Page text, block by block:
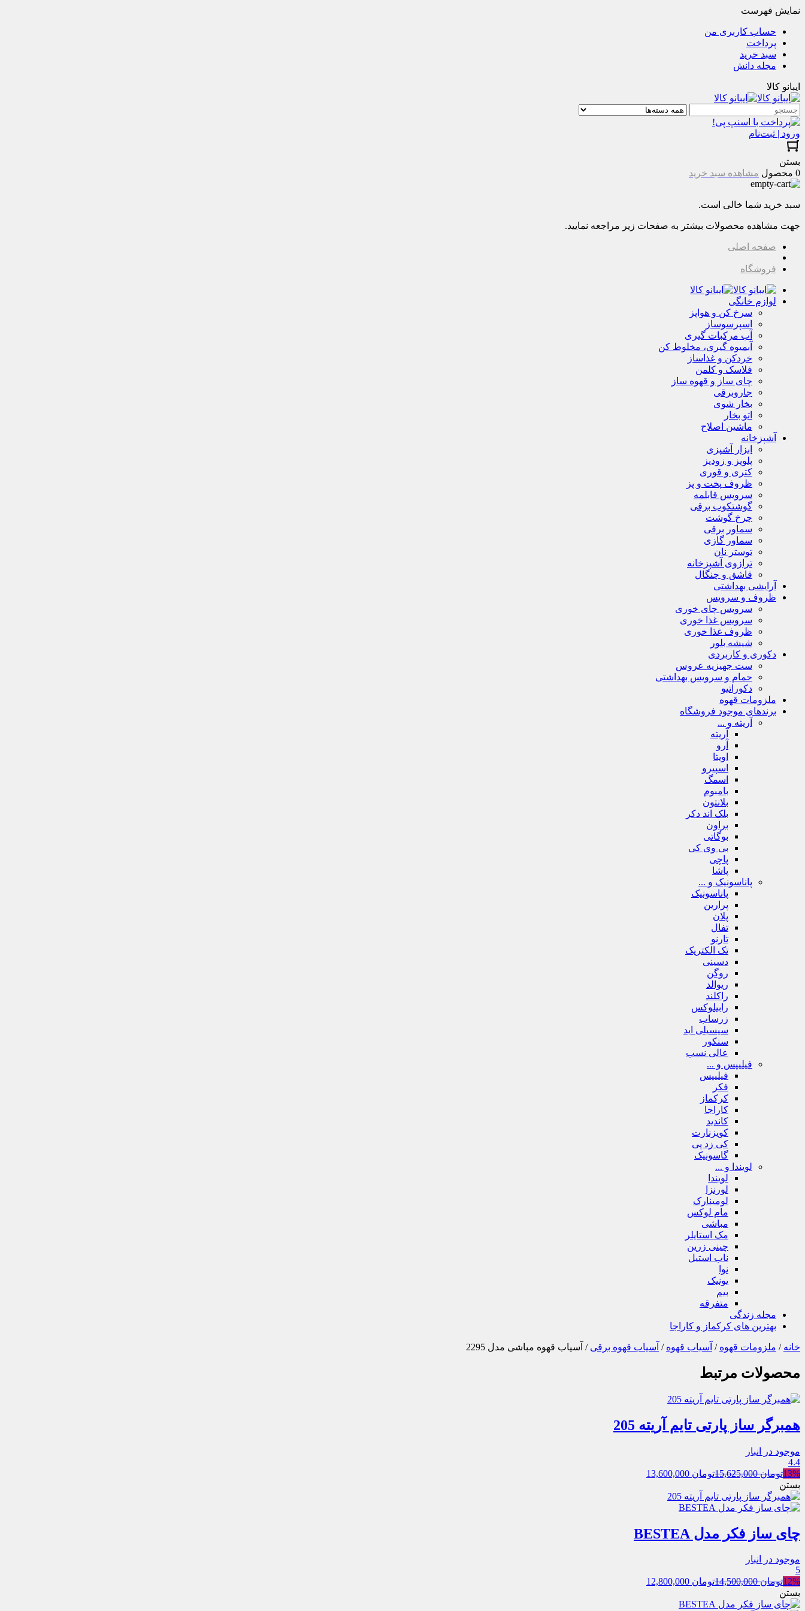
نمایش فهرست
حساب کاربری من
پرداخت
سبد خرید
مجله دانش
ایبانو کالا
ورود | ثبت‌نام
بستن
0 محصول
مشاهده سبد خرید
سبد خرید شما خالی است.
جهت مشاهده محصولات بیشتر به صفحات زیر مراجعه نمایید.
صفحه اصلی
فروشگاه
لوازم خانگی
سرخ کن و هواپز
اسپرسوساز
آب مرکبات گیری
آبمیوه گیری، مخلوط کن
خردکن و غذاساز
فلاسک و کلمن
چای ساز و قهوه ساز
جاروبرقی
بخار شوی
اتو بخار
ماشین اصلاح
آشپزخانه
ابزار آشپزی
پلوپز و زودپز
کتری و قوری
ظروف پخت و پز
سرویس قابلمه
گوشتکوب برقی
چرخ گوشت
سماور برقی
سماور گازی
توستر نان
ترازوی آشپزخانه
قاشق و چنگال
آرایشی بهداشتی
ظروف و سرویس
سرویس چای خوری
سرویس غذا خوری
ظروف غذا خوری
شیشه بلور
دکوری و کاربردی
ست جهیزیه عروس
حمام و سرویس بهداشتی
دکوراتیو
ملزومات قهوه
برندهای موجود فروشگاه
آریته و ...
آریته
آرو
اویتا
اسپیرو
اسمگ
بامبوم
بلانتون
بلک اند دکر
براون
بوگاتی
بی وی کی
پاچی
پاشا
پاناسونیک و ...
پاناسونیک
پرارین
پلان
تفال
تارنو
تک الکتریک
دسینی
روگن
ریوالد
راکلند
رابیلوکس
زرساب
سیسیلی اید
سنکور
عالی نسب
فیلیپس و ...
فیلیپس
فکر
کرکماز
کاراجا
کاندید
کویزنارت
کی زد پی
گاسونیک
لویندا و ...
لویندا
لورنزا
لومینارک
مام لوکس
مباشی
مک استایلر
چینی زرین
ناب استیل
نوا
یونیک
بیم
متفرقه
مجله زندگی
بهترین های کرکماز و کاراجا
خانه / ملزومات قهوه / آسیاب قهوه / آسیاب قهوه برقی / آسیاب قهوه مباشی مدل 2295
محصولات مرتبط
همبرگر ساز پارتی تایم آریته 205
موجود در انبار
4.4
13%تومان15,625,000 تومان
بستن
چای ساز فکر مدل BESTEA
موجود در انبار
5
12%تومان14,500,000 تومان
بستن